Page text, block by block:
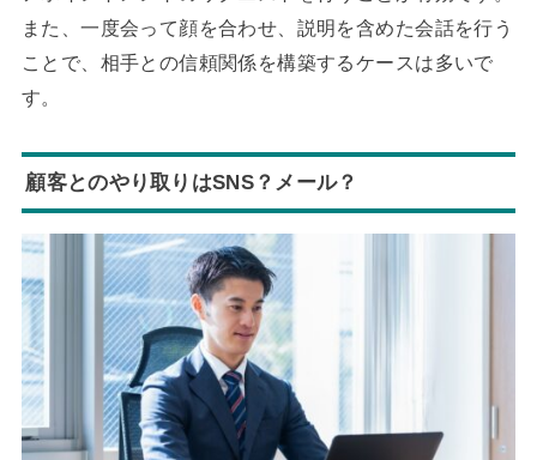
また、一度会って顔を合わせ、説明を含めた会話を行う
ことで、相手との信頼関係を構築するケースは多いで
す。
顧客とのやり取りはSNS？メール？